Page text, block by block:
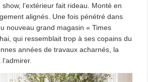
l’extérieur fait rideau. Monté en
alignés. Une fois pénétré dans
nouveau grand magasin « Times
qui ressemblait trop à ses copains du
années de travaux acharnés, la